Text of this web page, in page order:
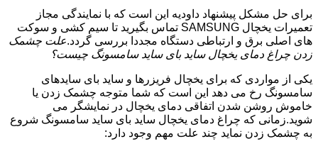
برای حل مشکل پیشنهاد داودیه این است که با نمایندگی مجاز
تعمیرات یخچال SAMSUNG تماس بگیرید تا سیم کشی و سوکت
های اصلی برق و ارتباطی دستگاه مجددا بررسی گردد.علت چشمک
زدن چراغ دمای یخچال ساید بای ساید سامسونگ چیست؟
یکی از مواردی که برای یخچال فریزرها و ساید بای سایدهای
سامسونگ رخ می دهد این است که شما متوجه چشمک زدن یا
خاموش روشن شدن اتفاقی دمای یخچال در نمایشگر می
شوید.زمانی که چراغ دمای یخچال ساید بای ساید سامسونگ شروع
به چشمک زدن نماید چند علت مهم وجود دارد: